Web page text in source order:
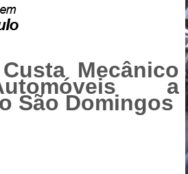
Mecânico
a
São Domingos